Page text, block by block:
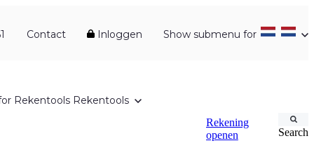
Contact Inloggen Show submenu for
Rekentools Rekentools
Rekening
openen
Search